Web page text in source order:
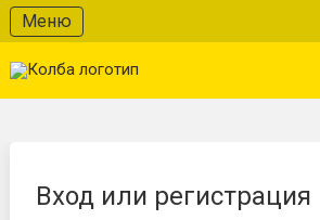
Меню
Вход или регистрация